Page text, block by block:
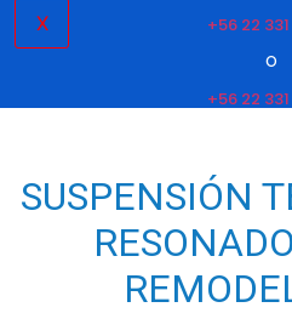
X
+56 22
O
+56 22
SUSPENSIÓN